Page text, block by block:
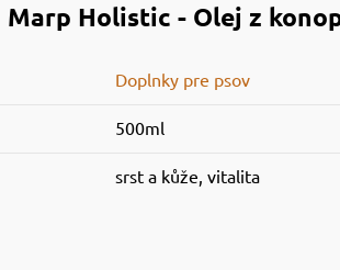
Marp Holistic - Olej z
Doplnky pre psov
500ml
srst a kůže, vitalita